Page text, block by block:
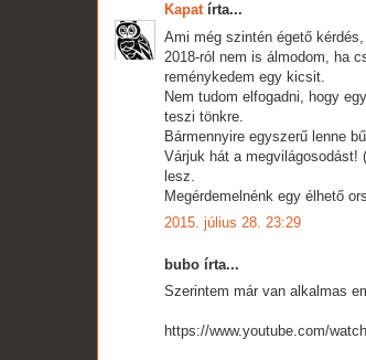
Kapatírta...
Ami még szintén égető
2018-ról nem is álmodom, ha
reménykedem egy kicsit.
Nem tudom elfogadni, hogy
teszi tönkre.
Bármennyire egyszerű lenne
Várjuk hát a megvilágosodást!
lesz.
Megérdemelnénk egy élhető
2015. július 28. 23:29
bubo írta...
Szerintem már van alkalmas
https://www.youtube.com/